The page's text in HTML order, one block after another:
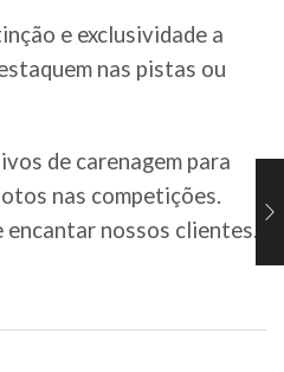
e exclusividade a
nas pistas ou
de carenagem para
nas competições.
encantar nossos clientes.